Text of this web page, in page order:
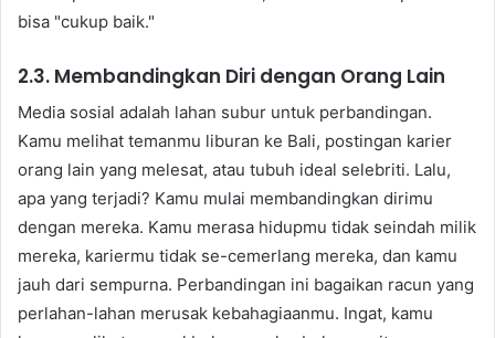
bisa "cukup baik."
2.3. Membandingkan Diri dengan Orang Lain
Media sosial adalah lahan subur untuk perbandingan.
Kamu melihat temanmu liburan ke Bali, postingan karier
orang lain yang melesat, atau tubuh ideal selebriti. Lalu,
apa yang terjadi? Kamu mulai membandingkan dirimu
dengan mereka. Kamu merasa hidupmu tidak seindah milik
mereka, kariermu tidak se-cemerlang mereka, dan kamu
jauh dari sempurna. Perbandingan ini bagaikan racun yang
perlahan-lahan merusak kebahagiaanmu. Ingat, kamu